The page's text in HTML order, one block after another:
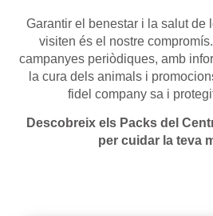
Garantir el benestar i la salut de
visiten és el nostre
campanyes periòdiques, amb
la cura dels animals i
fidel company sa i
Descobreix els Packs del
per cuidar la teva